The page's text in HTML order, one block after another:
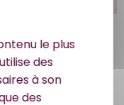
€25,00
le plus
des
à son
des